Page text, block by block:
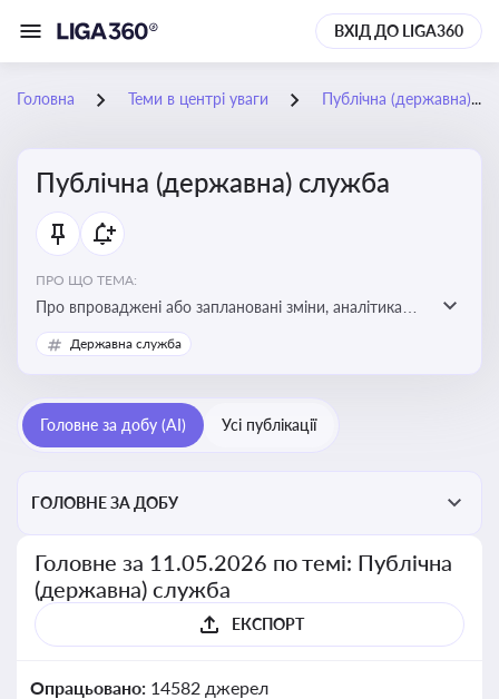
ВХІД ДО LIGA360
Головна Теми в центрі уваги Публічна (державна) служба
Публічна (державна) служба
ПРО ЩО ТЕМА:
Про впроваджені або заплановані зміни, аналітика
судової практики щодо держслужби, оцінка ризиків
для посадовців, вплив новацій на організаційну
дотримання етичних стандартів
Державна служба
Головне за добу (AI) Усі публікації
ГОЛОВНЕ ЗА ДОБУ
Головне за 11.05.2026 по темі: Публічна
(державна) служба
ЕКСПОРТ
Опрацьовано: 14582 джерел